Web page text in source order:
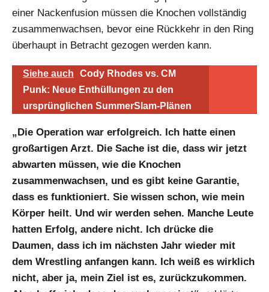
einer Nackenfusion müssen die Knochen vollständig
zusammenwachsen, bevor eine Rückkehr in den Ring
überhaupt in Betracht gezogen werden kann.
Siehe auch
Cody Rhodes vs. CM
Punk: Neue Enthüllungen zu den
ursprünglichen SummerSlam-Plänen
„Die Operation war erfolgreich. Ich hatte einen
großartigen Arzt. Die Sache ist die, dass wir jetzt
abwarten müssen, wie die Knochen
zusammenwachsen, und es gibt keine Garantie,
dass es funktioniert. Sie wissen schon, wie mein
Körper heilt. Und wir werden sehen. Manche Leute
hatten Erfolg, andere nicht. Ich drücke die
Daumen, dass ich im nächsten Jahr wieder mit
dem Wrestling anfangen kann. Ich weiß es wirklich
nicht, aber ja, mein Ziel ist es, zurückzukommen.